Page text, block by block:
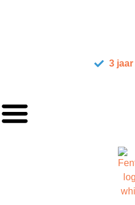
3 jaar